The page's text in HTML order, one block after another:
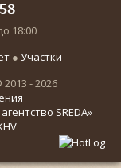
18:00
● Участки
- 2026
SREDA»